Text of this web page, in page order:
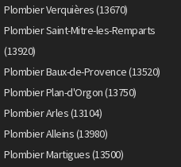
Plombier Verquières (13670)
Plombier Saint-Mitre-les-Remparts
(13920)
Plombier Baux-de-Provence (13520)
Plombier Plan-d'Orgon (13750)
Plombier Arles (13104)
Plombier Alleins (13980)
Plombier Martigues (13500)